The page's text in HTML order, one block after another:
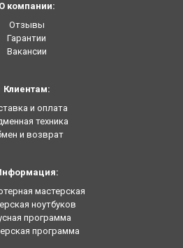
О компании:
Отзывы
Гарантии
Вакансии
Клиентам:
и оплата
техника
и возврат
мастерская
ноутбуков
программа
программа